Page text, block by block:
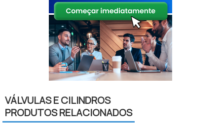
VÁLVULAS E CILINDROS
PRODUTOS RELACIONADOS